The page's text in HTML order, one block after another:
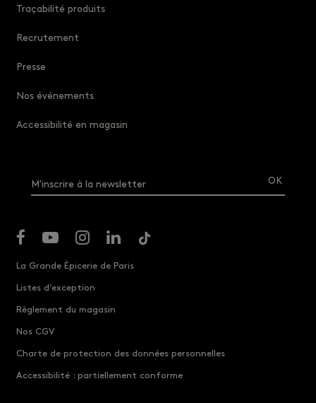
Traçabilité produits
Recrutement
Presse
Nos événements
Accessibilité en magasin
M'inscrire à la newsletter
La Grande Épicerie de Paris
Listes d’exception
Règlement du magasin
Nos CGV
Charte de protection des données personnelles
Accessibilité : partiellement conforme